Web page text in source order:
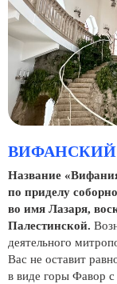
Название
по приделу
во имя Лазаря,
Палестинской.
деятельного
Вас не оставит
в виде горы Фавор